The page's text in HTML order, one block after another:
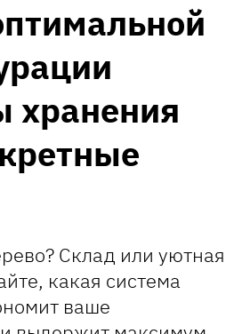
хранения
Склад или уютная
какая система
ваше